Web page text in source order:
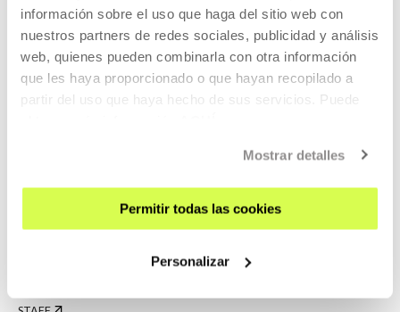
información sobre el uso que haga del sitio web con
nuestros partners de redes sociales, publicidad y análisis
web, quienes pueden combinarla con otra información
que les haya proporcionado o que hayan recopilado a
partir del uso que haya hecho de sus servicios. Puede
Mostrar detalles
Permitir todas las cookies
Personalizar
RULES
BUILDING MAP
PRESS
THE BUILDING